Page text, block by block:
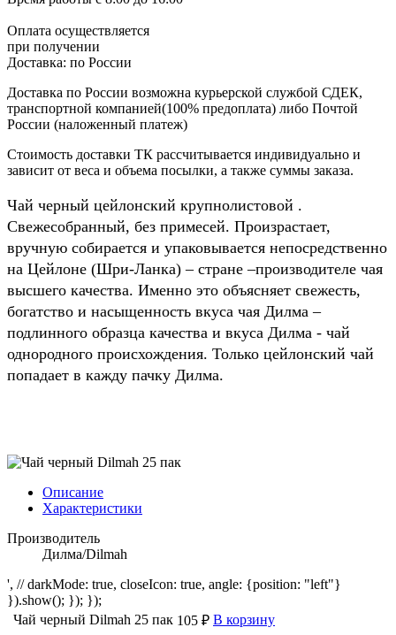
Оплата осуществляется
при получении
Доставка: по России
Доставка по России возможна курьерской службой СДЕК,
транспортной компанией(100% предоплата) либо Почтой
России (наложенный платеж)
Стоимость доставки ТК рассчитывается индивидуально и
зависит от веса и объема посылки, а также суммы заказа.
Чай черный цейлонский крупнолистовой .
Свежесобранный, без примесей. Произрастает,
вручную собирается и упаковывается непосредственно
на Цейлоне (Шри-Ланка) – стране –производителе чая
высшего качества. Именно это объясняет свежесть,
богатство и насыщенность вкуса чая Дилма –
подлинного образца качества и вкуса Дилма - чай
однородного происхождения. Только цейлонский чай
попадает в кажду пачку Дилма.
Описание
Характеристики
Производитель
Дилма/Dilmah
', // darkMode: true, closeIcon: true, angle: {position: "left"}
}).show(); }); });
Чай черный Dilmah 25 пак 105 ₽ В корзину